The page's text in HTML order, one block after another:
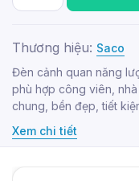
Thương hiệu: Saco
Đèn cảnh quan năng
phù hợp công viên,
chung, bền đẹp, tiết
Xem chi tiết